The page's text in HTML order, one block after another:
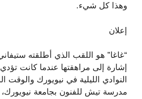
وهذا كل شيء.
إعلان
“غاغا” هو اللقب الذي أطلقته
إشارة إلى مراهقتها عندما كانت
النوادي الليلية في نيويورك
مدرسة تيش للفنون بجامعة نيويورك،